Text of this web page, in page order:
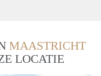
MAASTRICHT
LOCATIE